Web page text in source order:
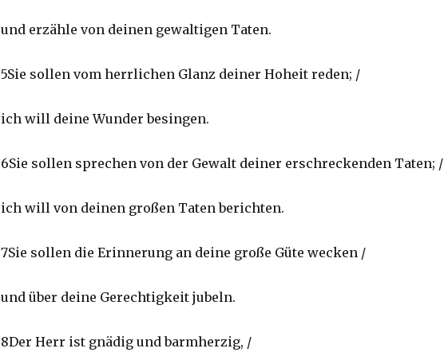
und erzähle von deinen gewaltigen Taten.
5Sie sollen vom herrlichen Glanz deiner Hoheit reden; /
ich will deine Wunder besingen.
6Sie sollen sprechen von der Gewalt deiner erschreckenden Taten; /
ich will von deinen großen Taten berichten.
7Sie sollen die Erinnerung an deine große Güte wecken /
und über deine Gerechtigkeit jubeln.
8Der Herr ist gnädig und barmherzig, /